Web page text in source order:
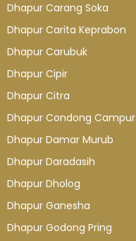
Dhapur Carang Soka
Dhapur Carita Keprabon
Dhapur Carubuk
Dhapur Cipir
Dhapur Citra
Dhapur Condong Campur
Dhapur Damar Murub
Dhapur Daradasih
Dhapur Dholog
Dhapur Ganesha
Dhapur Godong Pring